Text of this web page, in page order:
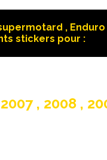
, Enduro
stickers pour :
, 2008 ,